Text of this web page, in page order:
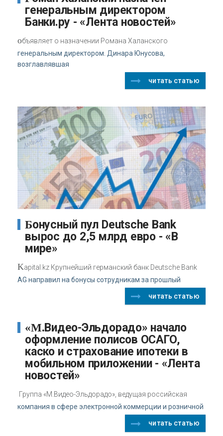
генеральным директором
Банки.ру - «Лента новостей»
объявляет о назначении Романа Халанского
генеральным директором. Динара Юнусова,
возглавлявшая
читать статью
Бонусный пул Deutsche Bank
вырос до 2,5 млрд евро - «В
мире»
Kapital.kz Крупнейший германский банк Deutsche Bank
AG направил на бонусы сотрудникам за прошлый
читать статью
«М.Видео-Эльдорадо» начало
оформление полисов ОСАГО,
каско и страхование ипотеки в
мобильном приложении - «Лента
новостей»
Группа «М.Видео-Эльдорадо», ведущая российская
компания в сфере электронной коммерции и розничной
читать статью